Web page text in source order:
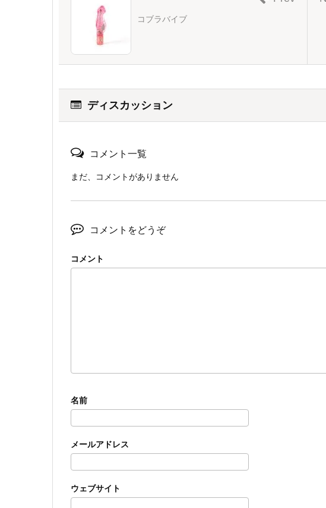
コブラバイブ
ディスカッション
コメント一覧
まだ、コメントがありません
コメントをどうぞ
コメント
名前
メールアドレス
ウェブサイト